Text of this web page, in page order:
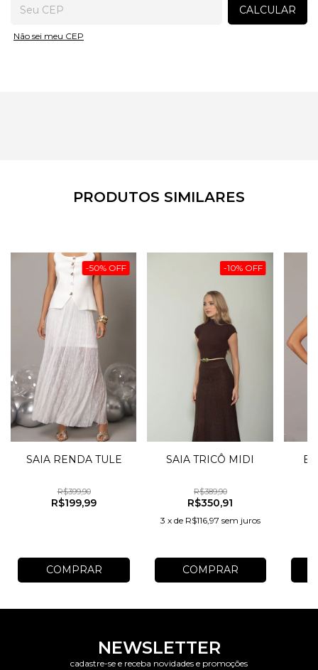
CALCULAR
Não sei meu CEP
PRODUTOS SIMILARES
-50% OFF
SAIA RENDA TULE
R$399,90
R$199,99
COMPRAR
-10% OFF
SAIA TRICÔ MIDI
R$389,90
R$350,91
3 x de R$116,97 sem juros
COMPRAR
NEWSLETTER
cadastre-se e receba novidades e promoções